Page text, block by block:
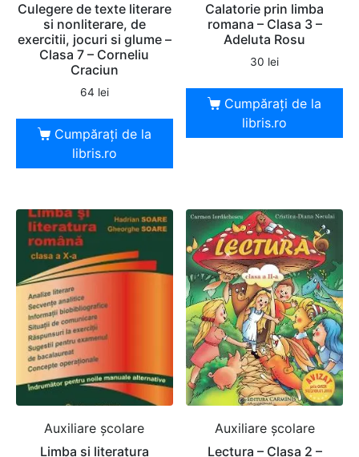
Culegere de texte literare
si nonliterare, de
exercitii, jocuri si glume –
Clasa 7 – Corneliu
Craciun
64 lei
Cumpărați de la
libris.ro
Calatorie prin limba
romana – Clasa 3 –
Adeluta Rosu
30 lei
Cumpărați de la
libris.ro
Auxiliare şcolare
Limba si literatura
Auxiliare şcolare
Lectura – Clasa 2 –